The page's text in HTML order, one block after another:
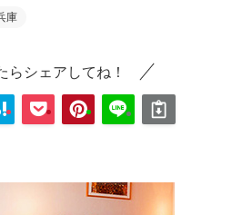
庫
らシェアしてね！